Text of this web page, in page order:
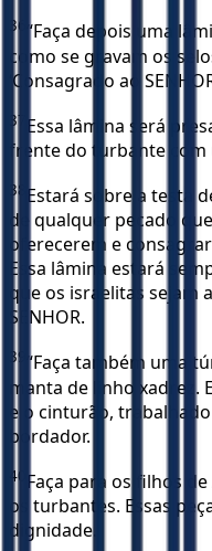
36 “Faça depois uma
como se gravam os
‘Consagrado ao
37 Essa lâmina será
frente do turbante com
38 Estará sobre a testa
de qualquer pecado
oferecerem e
Essa lâmina estará
que os israelitas sejam
SENHOR.
39 “Faça também uma
manta de linho xadrez.
e o cinturão,
bordador.
40 Faça para os filhos
os turbantes. Essas
dignidade.